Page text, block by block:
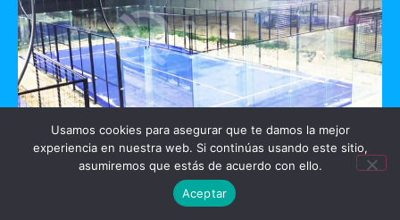
GO PADEL
Usamos cookies para asegurar que te damos la mejor
experiencia en nuestra web. Si continúas usando este sitio,
asumiremos que estás de acuerdo con ello.
Aceptar